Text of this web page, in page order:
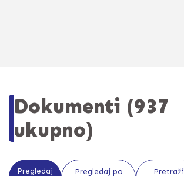
Dokumenti (937
ukupno)
Pregledaj
Pregledaj po
Pretraži